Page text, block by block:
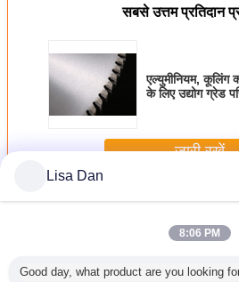
सबसे उत्तम प्रतिदान
एल्युमीनियम, कूलिंग
के लिए उद्योग ग्रेड
जारी रखें
अधिकएल्यूमीनियम काटने परिपत्र देखा ब्लेड
Lisa Dan
8:06 PM
Good day, what product are you looking